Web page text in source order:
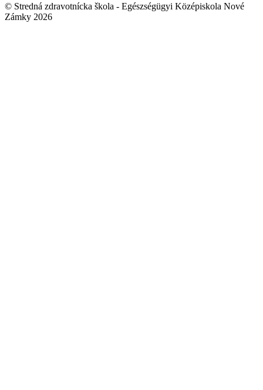
© Stredná zdravotnícka škola - Egészségügyi Középiskola Nové
Zámky 2026